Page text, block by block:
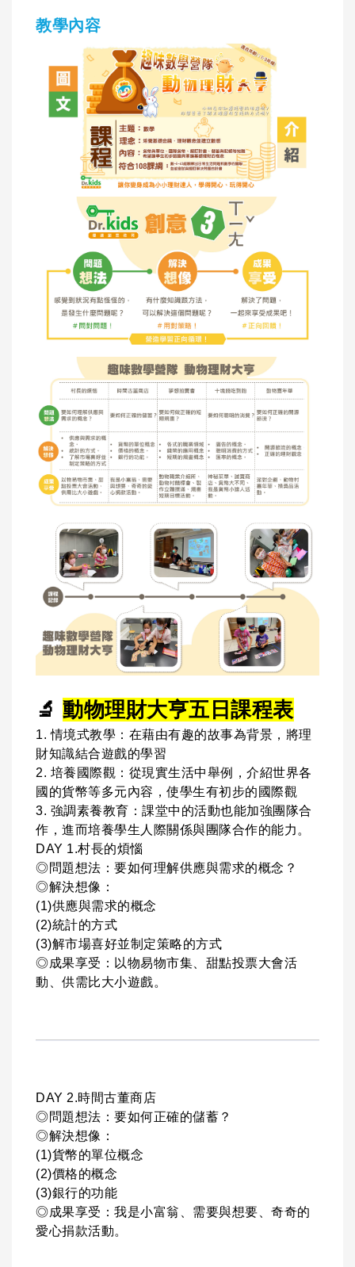
教學內容
🔬 動物理財大亨五日課程表
1. 情境式教學：在藉由有趣的故事為背景，將理
財知識結合遊戲的學習
2. 培養國際觀：從現實生活中舉例，介紹世界各
國的貨幣等多元內容，使學生有初步的國際觀
3. 強調素養教育：課堂中的活動也能加強團隊合
作，進而培養學生人際關係與團隊合作的能力。
DAY 1.村長的煩惱
◎問題想法：要如何理解供應與需求的概念？
◎解決想像：
(1)供應與需求的概念
(2)統計的方式
(3)解市場喜好並制定策略的方式
◎成果享受：以物易物市集、甜點投票大會活
動、供需比大小遊戲。
DAY 2.時間古董商店
◎問題想法：要如何正確的儲蓄？
◎解決想像：
(1)貨幣的單位概念
(2)價格的概念
(3)銀行的功能
◎成果享受：我是小富翁、需要與想要、奇奇的
愛心捐款活動。